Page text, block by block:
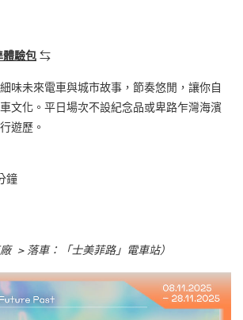
體驗包 ⇆
味未來電車與城市故事，節奏悠閒，讓你自
文化。平日場次不設紀念品或卑路乍灣海濱
遊歷。
鐘
> 落車：「士美菲路」電車站）